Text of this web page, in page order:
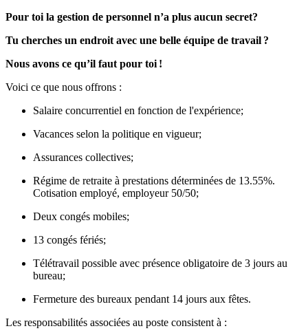
Pour toi la gestion de personnel n’a plus aucun secret?
Tu cherches un endroit avec une belle équipe de travail ?
Nous avons ce qu’il faut pour toi !
Voici ce que nous offrons :
Salaire concurrentiel en fonction de l'expérience;
Vacances selon la politique en vigueur;
Assurances collectives;
Régime de retraite à prestations déterminées de 13.55%.
Cotisation employé, employeur 50/50;
Deux congés mobiles;
13 congés fériés;
Télétravail possible avec présence obligatoire de 3 jours au
bureau;
Fermeture des bureaux pendant 14 jours aux fêtes.
Les responsabilités associées au poste consistent à :